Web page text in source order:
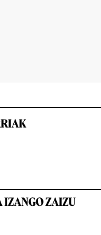
IZANGO ZAIZU